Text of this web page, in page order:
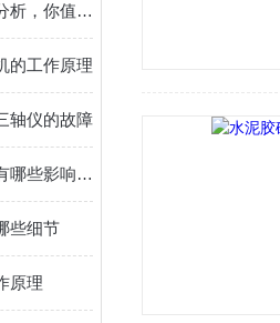
沥青综合试验机的功能分析，你值得收藏
的工作原理
轴仪的故障
表面振动压实仪的效果有哪些影响因素
些细节
原理